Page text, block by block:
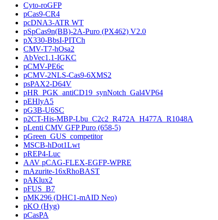
Cyto-roGFP
pCas9-CR4
pcDNA3-ATR WT
pSpCas9n(BB)-2A-Puro (PX462) V2.0
pX330-BbsI-PITCh
CMV-T7-hOsa2
AbVec1.1-IGKC
pCMV-PE6c
pCMV-2NLS-Cas9-6XMS2
psPAX2-D64V
pHR_PGK_antiCD19_synNotch_Gal4VP64
pEHlyA5
pG3B-U6SC
p2CT-His-MBP-Lbu_C2c2_R472A_H477A_R1048A
pLenti CMV GFP Puro (658-5)
pGreen_GUS_competitor
MSCB-hDot1Lwt
pREP4-Luc
AAV pCAG-FLEX-EGFP-WPRE
mAzurite-16xRhoBAST
pAKlux2
pFUS_B7
pMK296 (DHC1-mAID Neo)
pKO (Hyg)
pCasPA